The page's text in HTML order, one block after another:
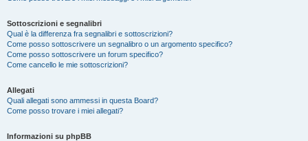
Sottoscrizioni e segnalibri
Qual è la differenza fra segnalibri e sottoscrizioni?
Come posso sottoscrivere un segnalibro o un argomento specifico?
Come posso sottoscrivere un forum specifico?
Come cancello le mie sottoscrizioni?
Allegati
Quali allegati sono ammessi in questa Board?
Come posso trovare i miei allegati?
Informazioni su phpBB